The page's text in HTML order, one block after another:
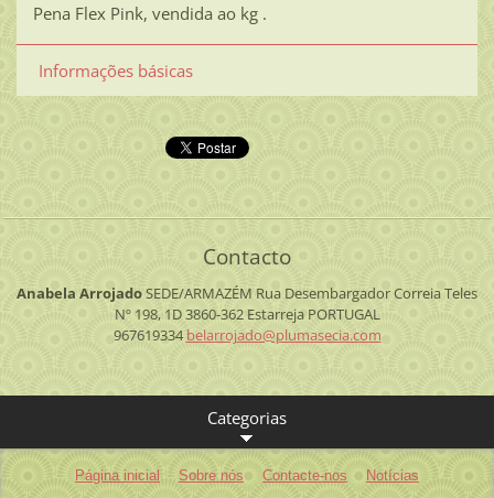
Pena Flex Pink, vendida ao kg .
Informações básicas
Contacto
Anabela ArrojadoSEDE/ARMAZÉM Rua Desembargador Correia Teles
Nº 198, 1D3860-362 EstarrejaPORTUGAL
967619334belarrojado@plumasecia.com
Categorias
Página inicial Sobre nós Contacte-nos Notícias